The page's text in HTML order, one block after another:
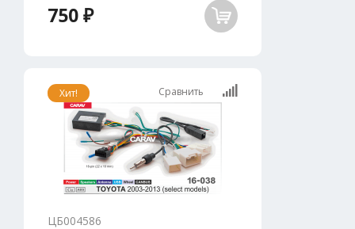
750 ₽
Хит! Сравнить
ЦБ004586